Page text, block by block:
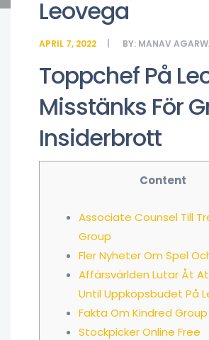
Leovega
APRIL 7, 2022 BY: MANAV
Toppchef På
Misstänks För
Insiderbrott
Content
Associate Counsel Till
Group
Fler Nyheter Om Spel
Affärsvärlden Lutar Åt
Until Uppköpsbudet På
Fakta Om Kindred Group
Stockpicker Online Free